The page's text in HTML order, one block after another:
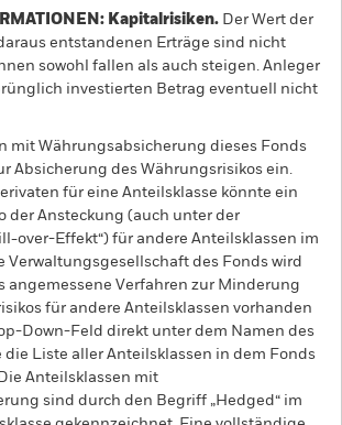
Kapitalrisiken. Der Wert der
entstandenen Erträge sind nicht
sowohl fallen als auch steigen. Anleger
investierten Betrag eventuell nicht
mit Währungsabsicherung dieses Fonds
Absicherung des Währungsrisikos ein.
für eine Anteilsklasse könnte ein
der Ansteckung (auch unter der
over-Effekt“) für andere Anteilsklassen im
Verwaltungsgesellschaft des Fonds wird
angemessene Verfahren zur Minderung
für andere Anteilsklassen vorhanden
Down-Feld direkt unter dem Namen des
die Liste aller Anteilsklassen in dem Fonds
Anteilsklassen mit
sind durch den Begriff „Hedged“ im